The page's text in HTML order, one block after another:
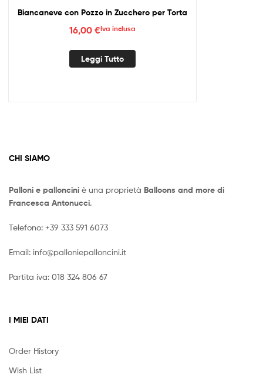
Biancaneve con Pozzo in Zucchero per Torta
16,00 €Iva inclusa
Leggi Tutto
CHI SIAMO
Palloni e palloncini è una proprietà Balloons and more di
Francesca Antonucci.
Telefono: +39 333 591 6073
Email: info@palloniepalloncini.it
Partita iva: 018 324 806 67
I MIEI DATI
Order History
Wish List